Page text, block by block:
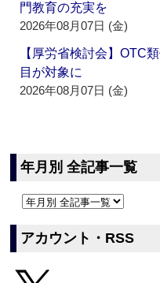
門教育の充実を
2026年08月07日 (金)
【厚労省検討会】OTC
目が対象に
2026年08月07日 (金)
年月別 全記事一覧
アカウント・RSS